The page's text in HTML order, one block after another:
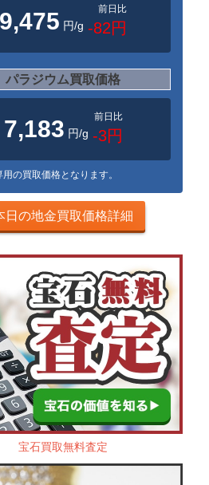
9,475 円/g
前日比
-82円
パラジウム買取価格
7,183 円/g
前日比
-3円
の買取価格となります。
日の地金買取価格詳細
宝石買取無料査定